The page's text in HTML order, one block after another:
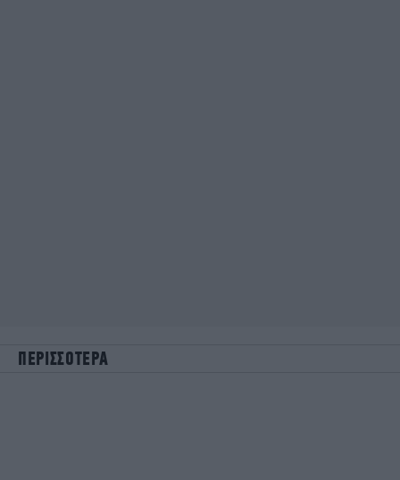
ΠΕΡΙΣΣΟΤΕΡΑ